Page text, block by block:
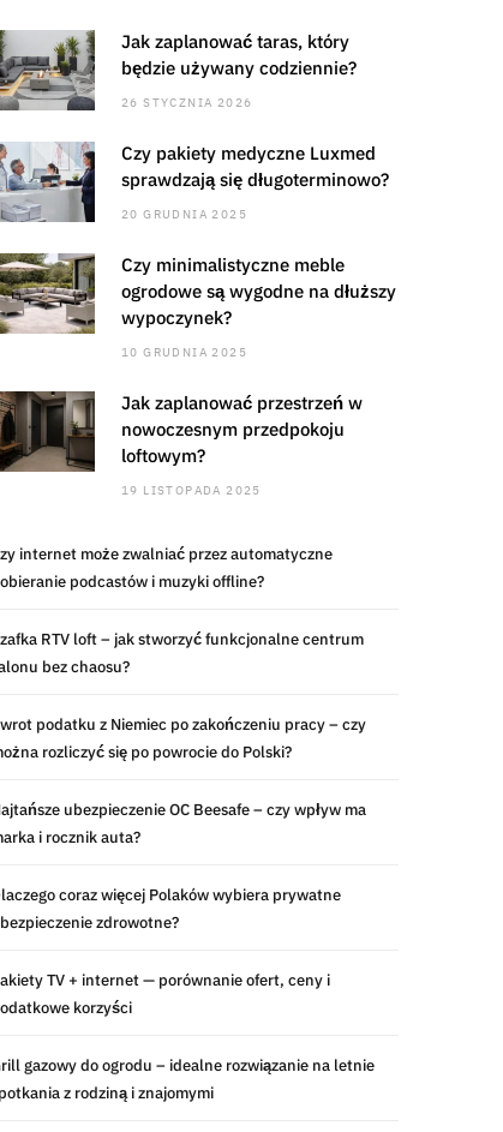
Jak zaplanować taras, który
będzie używany codziennie?
26 STYCZNIA 2026
Czy pakiety medyczne Luxmed
sprawdzają się długoterminowo?
20 GRUDNIA 2025
Czy minimalistyczne meble
ogrodowe są wygodne na dłuższy
wypoczynek?
10 GRUDNIA 2025
Jak zaplanować przestrzeń w
nowoczesnym przedpokoju
loftowym?
19 LISTOPADA 2025
internet może zwalniać przez automatyczne
podcastów i muzyki offline?
RTV loft – jak stworzyć funkcjonalne centrum
bez chaosu?
podatku z Niemiec po zakończeniu pracy – czy
rozliczyć się po powrocie do Polski?
ubezpieczenie OC Beesafe – czy wpływ ma
i rocznik auta?
coraz więcej Polaków wybiera prywatne
zdrowotne?
TV + internet — porównanie ofert, ceny i
korzyści
gazowy do ogrodu – idealne rozwiązanie na letnie
z rodziną i znajomymi